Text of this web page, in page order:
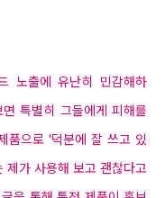
노출에 유난히
민감해하
특별히 그들에게 피해를
품으로 '덕분에 잘 쓰고 있
제가 사용해 보고 괜찮다고